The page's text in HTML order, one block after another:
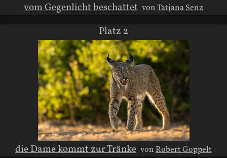
vom Gegenlicht beschattet vonTatjana Senz
Platz 2
die Dame kommt zur Tränke vonRobert Goppelt